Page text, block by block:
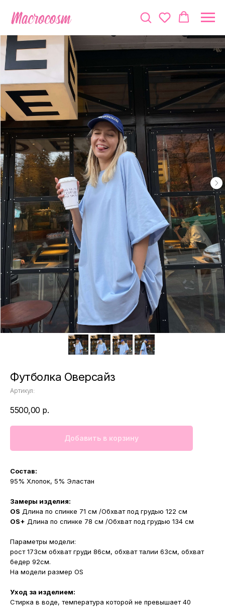
Футболка Оверсайз
Артикул:
5500,00 р.
Добавить в корзину
Состав:
95% Хлопок, 5% Эластан
Замеры изделия:
OS Длина по спинке 71 см /Обхват под грудью 122 см
OS+ Длина по спинке 78 см /Обхват под грудью 134 см
Параметры модели:
рост 173см обхват груди 86см, обхват талии 63см, обхват
бедер 92см.
На модели размер OS
Уход за изделием:
Стирка в воде, температура которой не превышает 40